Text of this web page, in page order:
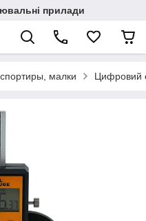
прилади
малки Цифровий